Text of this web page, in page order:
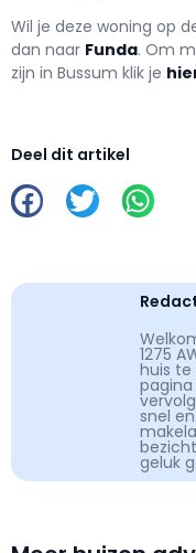
Wil je deze woning op
dan naar Funda. Om
zijn in Bussum klik je
Deel dit artikel
1275
huis te
snel
geluk